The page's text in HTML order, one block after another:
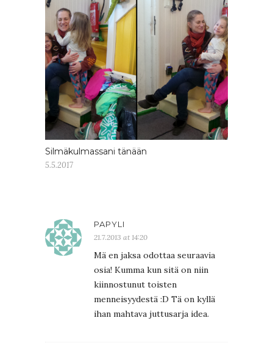
Silmäkulmassani tänään
5.5.2017
PAPYLI
21.7.2013 at 14:20
Mä en jaksa odottaa seuraavia
osia! Kumma kun sitä on niin
kiinnostunut toisten
menneisyydestä :D Tä on kyllä
ihan mahtava juttusarja idea.